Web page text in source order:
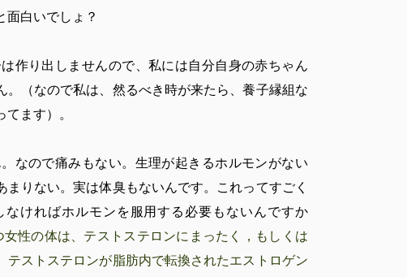
面白いでしょ？
作り出しませんので、私には自分自身の赤ちゃん
。（なので私は、然るべき時が来たら、養子縁組な
ます）。
なので痛みもない。生理が起きるホルモンがない
まりない。実は体臭もないんです。これってすごく
なければホルモンを服用する必要もないんですか
女性の体は、テストステロンにまったく，もしくは
テストステロンが脂肪内で転換されたエストロゲン